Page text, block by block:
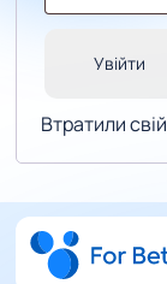
Увійти
Втратили